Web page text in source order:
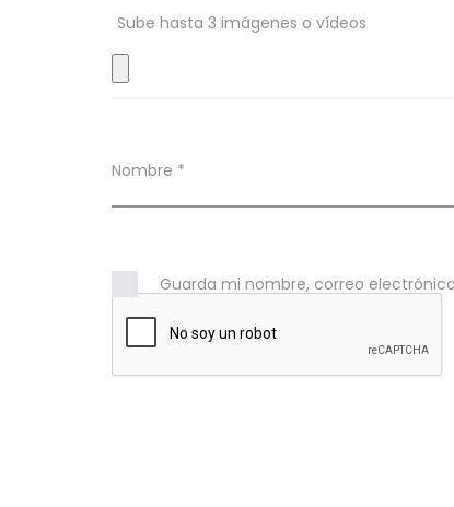
n
e
Sube hasta 3 imágenes o vídeos
Nombre *
Guarda mi nombre, correo